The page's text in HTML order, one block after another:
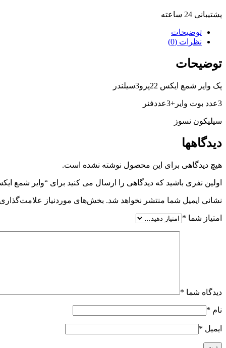
پشتیبانی 24 ساعته
توضیحات
نظرات (0)
توضیحات
پک وایر شمع ایکس 22پرو3سیلندر
3عدد بوت وایر+3عددفنر
سیلیکون نسوز
دیدگاهها
هیچ دیدگاهی برای این محصول نوشته نشده است.
اولین نفری باشید که دیدگاهی را ارسال می کنید برای “وایر شمع ایکس22 پرو
نشانی ایمیل شما منتشر نخواهد شد. بخش‌های موردنیاز
امتیاز شما *
دیدگاه شما *
نام *
ایمیل *